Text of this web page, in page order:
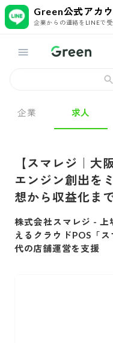
Green公式アカ
企業からの連絡をLINEで
企業 求人
【スマレジ｜大
エンジン創出を
想から収益化ま
株式会社スマレジ -上
えるクラウドPOS「
代の店舗運営を支援